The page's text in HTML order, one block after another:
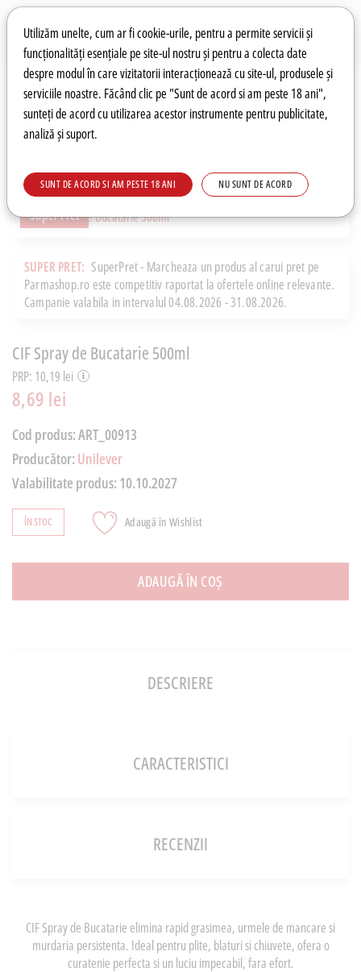
Preferințe pentru cookie-uri
Utilizăm unelte, cum ar fi cookie-urile, pentru a permite servicii și
funcționalități esențiale pe site-ul nostru și pentru a colecta date
despre modul în care vizitatorii interacționează cu site-ul, produsele și
serviciile noastre. Făcând clic pe "Sunt de acord si am peste 18 ani",
sunteți de acord cu utilizarea acestor instrumente pentru publicitate,
analiză și suport.
SUNT DE ACORD SI AM PESTE 18 ANI NU SUNT DE ACORD
Wishlist Autentificare
Super Pret
SUPER PRET: SuperPret - Marcheaza un produs al carui pret pe
Parmashop.ro este competitiv raportat la ofertele online relevante.
Campanie valabila in intervalul 04.08.2026 - 31.08.2026.
CIF Spray de Bucatarie 500ml
PRP: 10,19 lei
8,69 lei
Cod produs:ART_00913
Producător: Unilever
Valabilitate produs: 10.10.2027
ÎN STOC Adaugă în Wishlist
ADAUGĂ ÎN COȘ
DESCRIERE
CARACTERISTICI
RECENZII
CIF Spray de Bucatarie elimina rapid grasimea, urmele de mancare si
murdaria persistenta. Ideal pentru plite, blaturi si chiuvete, ofera o
curatenie perfecta si un luciu impecabil, fara efort.